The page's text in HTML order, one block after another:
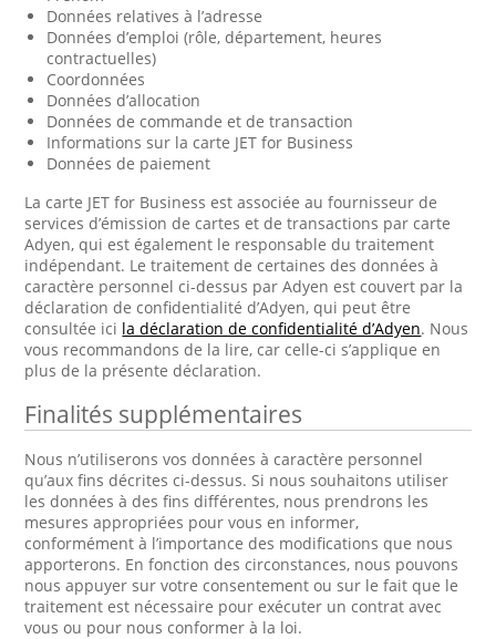
Données relatives à l’adresse
Données d’emploi (rôle, département, heures
contractuelles)
Coordonnées
Données d’allocation
Données de commande et de transaction
Informations sur la carte JET for Business
Données de paiement
La carte JET for Business est associée au fournisseur de
services d’émission de cartes et de transactions par carte
Adyen, qui est également le responsable du traitement
indépendant. Le traitement de certaines des données à
caractère personnel ci-dessus par Adyen est couvert par la
déclaration de confidentialité d’Adyen, qui peut être
consultée ici la déclaration de confidentialité d’Adyen. Nous
vous recommandons de la lire, car celle-ci s’applique en
plus de la présente déclaration.
Finalités supplémentaires
Nous n’utiliserons vos données à caractère personnel
qu’aux fins décrites ci-dessus. Si nous souhaitons utiliser
les données à des fins différentes, nous prendrons les
mesures appropriées pour vous en informer,
conformément à l’importance des modifications que nous
apporterons. En fonction des circonstances, nous pouvons
nous appuyer sur votre consentement ou sur le fait que le
traitement est nécessaire pour exécuter un contrat avec
vous ou pour nous conformer à la loi.